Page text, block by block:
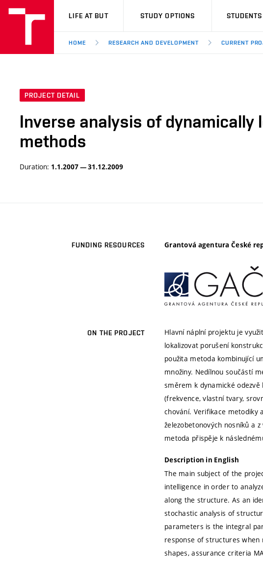
VUT
LIFE AT BUT STUDY OPTIONS STUDENTS
HOME RESEARCH AND DEVELOPMENT CURRENT
PROJECT DETAIL
Inverse analysis of
methods
Duration: 1.1.2007 — 31.12.2009
FUNDING RESOURCES Grantová agentura České
ON THE PROJECT
Hlavní náplní projektu je
lokalizovat porušení
použita metoda kombinující
množiny. Nedílnou součástí
směrem k dynamické
(frekvence, vlastní tvary,
chování. Verifikace metodiky
železobetonových nosníků a
metoda přispěje k
Description in English
The main subject of the
intelligence in order to
along the structure. As an
stochastic analysis of
parameters is the integral
response of structures
shapes, assurance criteria